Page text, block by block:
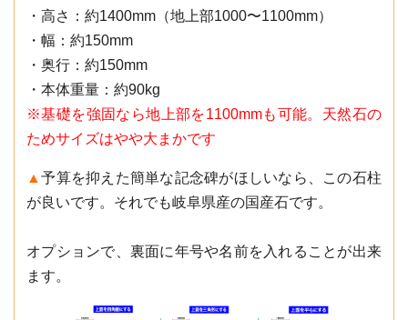
・高さ：約1400mm（地上部1000〜1100mm）
・幅：約150mm
・奥行：約150mm
・本体重量：約90kg
※基礎を強固なら地上部を1100mmも可能。天然石の
ためサイズはやや大まかです
▲予算を抑えた簡単な記念碑がほしいなら、この石柱
が良いです。それでも岐阜県産の国産石です。
オプションで、裏面に年号や名前を入れることが出来
ます。